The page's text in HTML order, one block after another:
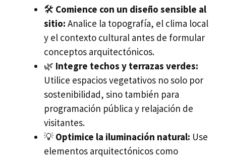
🛠️ Comience con un diseño sensible al
sitio: Analice la topografía, el clima local
y el contexto cultural antes de formular
conceptos arquitectónicos.
🌿 Integre techos y terrazas verdes:
Utilice espacios vegetativos no solo por
sostenibilidad, sino también para
programación pública y relajación de
visitantes.
💡 Optimice la iluminación natural: Use
elementos arquitectónicos como